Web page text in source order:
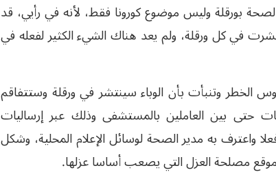
بورقلة وليس موضوع كورونا فقط، لأنه في رأيي، قد
في كل ورقلة، ولم يعد هناك الشيء الكثير لفعله في
وتنبأت بأن الوباء سينتشر في ورقلة وستتفاقم
حتى بين العاملين بالمستشفى وذلك عبر إرساليات
واعترف به مدير الصحة لوسائل الإعلام المحلية، وشكل
موقع مصلحة العزل التي يصعب أساسا عزلها.